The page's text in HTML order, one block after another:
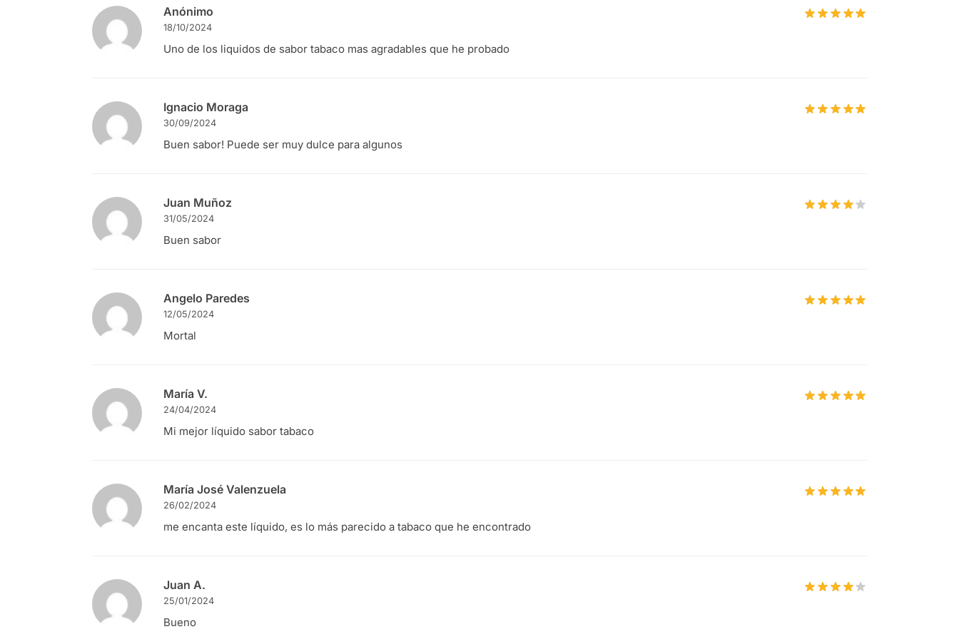
Anónimo
18/10/2024
Uno de los liquidos de sabor tabaco mas agradables que he probado
Ignacio Moraga
30/09/2024
Buen sabor! Puede ser muy dulce para algunos
Juan Muñoz
31/05/2024
Buen sabor
Angelo Paredes
12/05/2024
Mortal
María V.
24/04/2024
Mi mejor líquido sabor tabaco
María José Valenzuela
26/02/2024
me encanta este líquido, es lo más parecido a tabaco que he encontrado
Juan A.
25/01/2024
Bueno